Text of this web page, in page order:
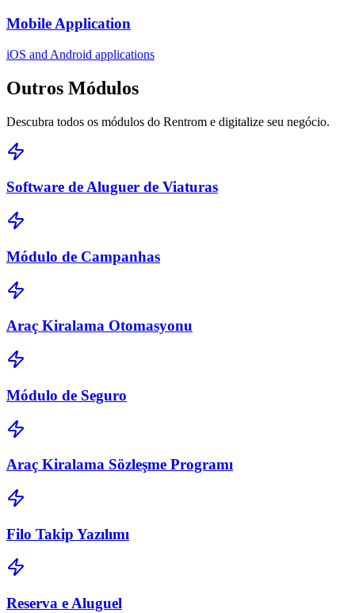
Mobile Application
iOS and Android applications
Outros Módulos
Descubra todos os módulos do Rentrom e digitalize seu negócio.
Software de Aluguer de Viaturas
Módulo de Campanhas
Araç Kiralama Otomasyonu
Módulo de Seguro
Araç Kiralama Sözleşme Programı
Filo Takip Yazılımı
Reserva e Aluguel